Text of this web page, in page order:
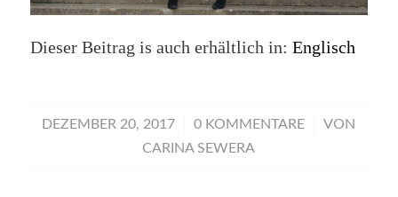
Dieser Beitrag is auch erhältlich in: Englisch
DEZEMBER 20, 2017
/ 0 KOMMENTARE
/
VON
CARINA SEWERA